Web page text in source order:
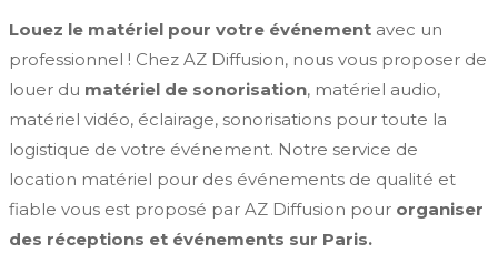
Louez le matériel pour votre événement avec un
professionnel ! Chez AZ Diffusion, nous vous proposer de
louer du matériel de sonorisation, matériel audio,
matériel vidéo, éclairage, sonorisations pour toute la
logistique de votre événement. Notre service de
location matériel pour des événements de qualité et
fiable vous est proposé par AZ Diffusion pour organiser
des réceptions et événements sur Paris.